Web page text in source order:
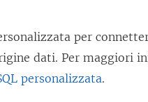
v
a
per
dati. Per maggiori
personalizzata.